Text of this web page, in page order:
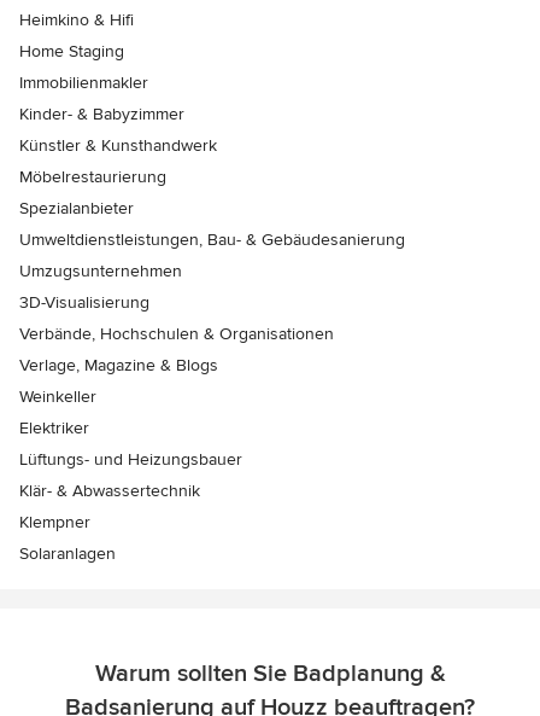
Heimkino & Hifi
Home Staging
Immobilienmakler
Kinder- & Babyzimmer
Künstler & Kunsthandwerk
Möbelrestaurierung
Spezialanbieter
Umweltdienstleistungen, Bau- & Gebäudesanierung
Umzugsunternehmen
3D-Visualisierung
Verbände, Hochschulen & Organisationen
Verlage, Magazine & Blogs
Weinkeller
Elektriker
Lüftungs- und Heizungsbauer
Klär- & Abwassertechnik
Klempner
Solaranlagen
Warum sollten Sie Badplanung &
Badsanierung auf Houzz beauftragen?